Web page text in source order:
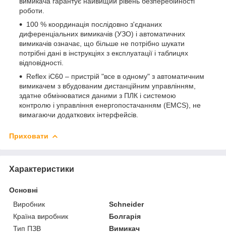
роботи.
100 % координація послідовно з'єднаних
диференціальних вимикачів (УЗО) і автоматичних
вимикачів означає, що більше не потрібно шукати
потрібні дані в інструкціях з експлуатації і таблицях
відповідності.
Reflex iC60 – пристрій "все в одному" з автоматичним
вимикачем з вбудованим дистанційним управлінням,
здатне обмінюватися даними з ПЛК і системою
контролю і управління енергопостачанням (EMCS), не
вимагаючи додаткових інтерфейсів.
Приховати
Характеристики
Основні
Виробник
Schneider
Країна виробник
Болгарія
Тип ПЗВ
Вимикач